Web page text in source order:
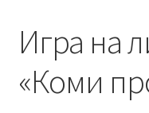
ИГРЫ НА ЛИПУЧКАХ
Игра на
«Коми